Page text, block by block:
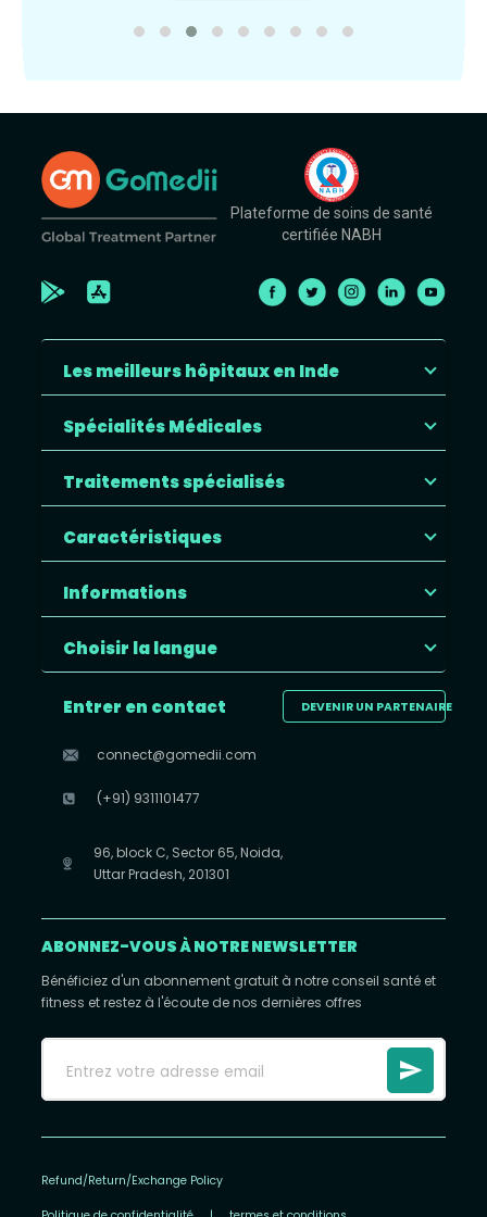
Plateforme de soins de santé
certifiée NABH
Les meilleurs hôpitaux en Inde
Spécialités Médicales
Traitements spécialisés
Caractéristiques
Informations
Choisir la langue
DEVENIR UN PARTENAIRE
Entrer en contact
connect@gomedii.com
(+91) 9311101477
96, block C, Sector 65, Noida,
Uttar Pradesh, 201301
ABONNEZ-VOUS À NOTRE NEWSLETTER
Bénéficiez d'un abonnement gratuit à notre conseil santé et
fitness et restez à l'écoute de nos dernières offres
Refund/Return/Exchange Policy